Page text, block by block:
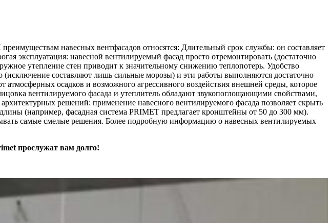
навесных вентфасадов относятся: Длительный срок службы: он составляет
эксплуатация: навесной вентилируемый фасад просто отремонтировать (достаточно
утепление стен приводит к значительному снижению теплопотерь. Удобство
составляют лишь сильные морозы) и эти работы выполняются достаточно
осадков и возможного агрессивного воздействия внешней среды, которое
вентилируемого фасада и утеплитель обладают звукопоглощающими свойствами,
решений: применение навесного вентилируемого фасада позволяет скрыть
(например, фасадная система PRIMET предлагает кронштейны от 50 до 300 мм).
самые смелые решения. Более подробную информацию о навесных вентилируемых
прослужат вам долго!